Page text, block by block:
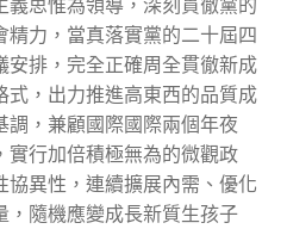
精力，當真落實黨的二十屆四
安排，完全正確周全貫徹新成
式，出力推進高東西的品質成
調，兼顧國際國際兩個年夜
實行加倍積極無為的微觀政
協異性，連續擴展內需、優化
，隨機應變成長新質生孩子